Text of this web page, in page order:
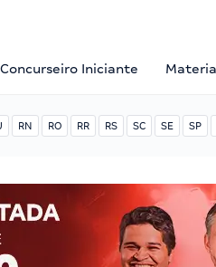
Concurseiro Iniciante
RN RO RR RS SC SE SP